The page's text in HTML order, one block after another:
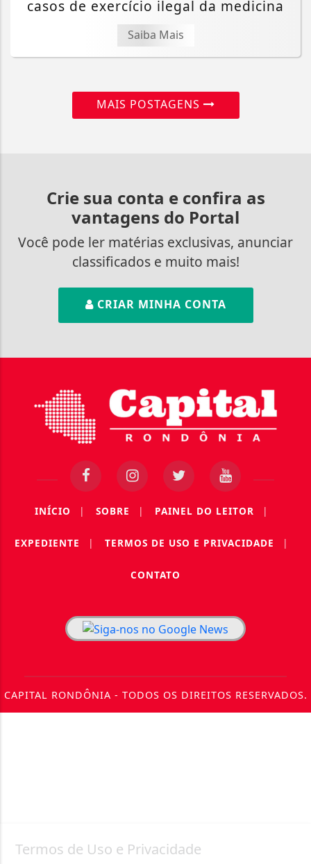
casos de exercício ilegal da medicina
Saiba Mais
MAIS POSTAGENS
Crie sua conta e confira as
vantagens do Portal
Você pode ler matérias exclusivas, anunciar
classificados e muito mais!
CRIAR MINHA CONTA
INÍCIO | SOBRE | PAINEL DO LEITOR |
EXPEDIENTE | TERMOS DE USO E PRIVACIDADE |
CONTATO
CAPITAL RONDÔNIA - TODOS OS DIREITOS RESERVADOS.
Termos de Uso e Privacidade